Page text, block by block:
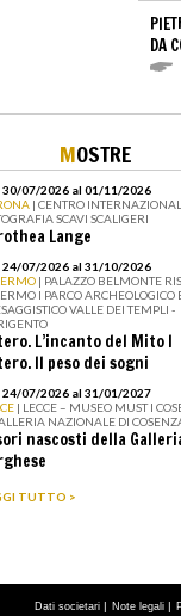
DA
MOSTRE
30/07/2026 al 01/11/2026
| CENTRO
SCAVI SCALIGERI
Lange
24/07/2026 al 31/10/2026
| PALAZZO BELMONTE
I PARCO ARCHEOLOGICO
VALLE DEI TEMPLI -
L’incanto del Mito I
Il peso dei sogni
24/07/2026 al 31/01/2027
| LECCE – MUSEO MUST I
NAZIONALE DI
nascosti della
TUTTO >
Dati societari | Note legali |